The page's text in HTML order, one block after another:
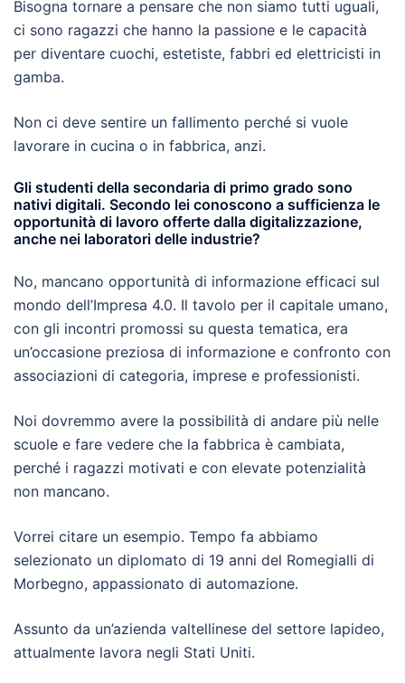
Bisogna tornare a pensare che non siamo tutti uguali,
ci sono ragazzi che hanno la passione e le capacità
per diventare cuochi, estetiste, fabbri ed elettricisti in
gamba.
Non ci deve sentire un fallimento perché si vuole
lavorare in cucina o in fabbrica, anzi.
Gli studenti della secondaria di primo grado sono
nativi digitali. Secondo lei conoscono a sufficienza le
opportunità di lavoro offerte dalla digitalizzazione,
anche nei laboratori delle industrie?
No, mancano opportunità di informazione efficaci sul
mondo dell’Impresa 4.0. Il tavolo per il capitale umano,
con gli incontri promossi su questa tematica, era
un’occasione preziosa di informazione e confronto con
associazioni di categoria, imprese e professionisti.
Noi dovremmo avere la possibilità di andare più nelle
scuole e fare vedere che la fabbrica è cambiata,
perché i ragazzi motivati e con elevate potenzialità
non mancano.
Vorrei citare un esempio. Tempo fa abbiamo
selezionato un diplomato di 19 anni del Romegialli di
Morbegno, appassionato di automazione.
Assunto da un’azienda valtellinese del settore lapideo,
attualmente lavora negli Stati Uniti.